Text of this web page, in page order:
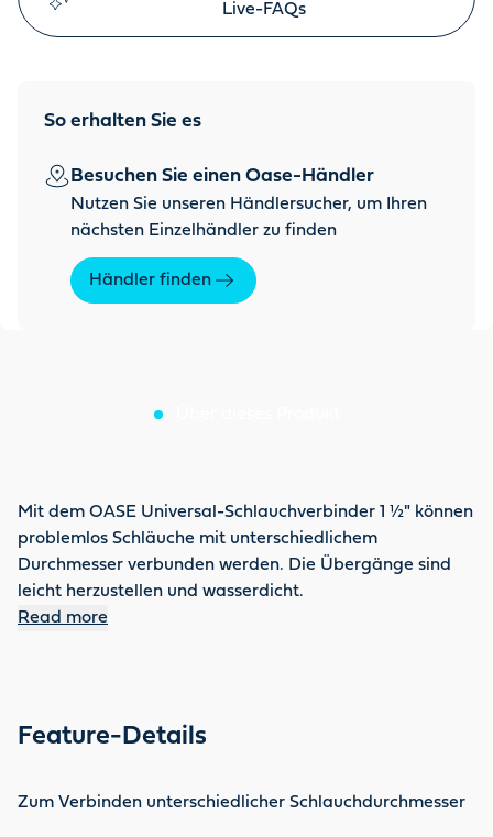
Live-FAQs
So erhalten Sie es
Besuchen Sie einen Oase-Händler
Nutzen Sie unseren Händlersucher, um Ihren
nächsten Einzelhändler zu finden
Händler finden
Mit dem OASE Universal-Schlauchverbinder 1 ½" können
problemlos Schläuche mit unterschiedlichem
Durchmesser verbunden werden. Die Übergänge sind
leicht herzustellen und wasserdicht.
Read more
Feature-Details
Zum Verbinden unterschiedlicher Schlauchdurchmesser